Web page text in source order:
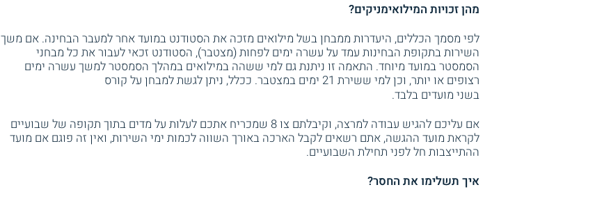
מהן זכויות המילואימניקים?
לפי מסמך הכללים, היעדרות ממבחן בשל מילואים מזכה את הסטודנט במועד אחר למעבר הבחינה. אם משך
השירות בתקופת הבחינות עמד על עשרה ימים לפחות (מצטבר), הסטודנט זכאי לעבור את כל מבחני
הסמסטר במועד מיוחד. התאמה זו ניתנת גם למי ששהה במילואים במהלך הסמסטר למשך עשרה ימים
רצופים או יותר, וכן למי ששירת 21 ימים במצטבר. ככלל, ניתן לגשת למבחן על קורס
בשני מועדים בלבד.
אם עליכם להגיש עבודה למרצה, וקיבלתם צו 8 שמכריח אתכם לעלות על מדים בתוך תקופה של שבועיים
לקראת מועד ההגשה, אתם רשאים לקבל הארכה באורך השווה לכמות ימי השירות, ואין זה פוגם אם מועד
ההתייצבות חל לפני תחילת השבועיים.
איך תשלימו את החסר?